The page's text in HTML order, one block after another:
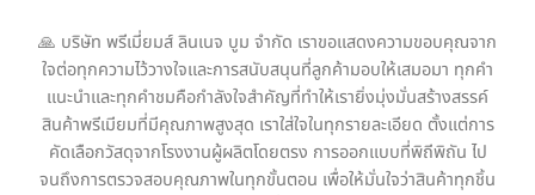
🙏 บริษัท พรีเมี่ยมส์ ลินเนจ บูม จำกัด เราขอแสดงความขอบคุณจาก
ใจต่อทุกความไว้วางใจและการสนับสนุนที่ลูกค้ามอบให้เสมอมา ทุกคำ
แนะนำและทุกคำชมคือกำลังใจสำคัญที่ทำให้เรายิ่งมุ่งมั่นสร้างสรรค์
สินค้าพรีเมียมที่มีคุณภาพสูงสุด เราใส่ใจในทุกรายละเอียด ตั้งแต่การ
คัดเลือกวัสดุจากโรงงานผู้ผลิตโดยตรง การออกแบบที่พิถีพิถัน ไป
จนถึงการตรวจสอบคุณภาพในทุกขั้นตอน เพื่อให้มั่นใจว่าสินค้าทุกชิ้น